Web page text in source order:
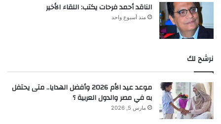
الناقد أحمد فرحات يكتب: اللقاء الأخير
منذ أسبوع واحد
نرشح لك
موعد عيد الأم 2026 وأفضل الهدايا.. متى يحتفل
به في مصر والدول العربية ؟
مارس 5, 2026